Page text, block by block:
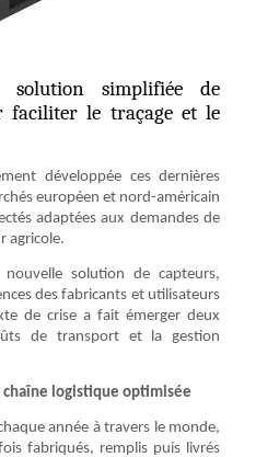
solution simplifiée de
faciliter le traçage et le
développée ces dernières
européen et nord-américain
adaptées aux demandes de
agricole.
nouvelle solution de capteurs,
des fabricants et utilisateurs
de crise a fait émerger deux
de transport et la gestion
logistique optimisée
année à travers le monde,
fabriqués, remplis puis livrés